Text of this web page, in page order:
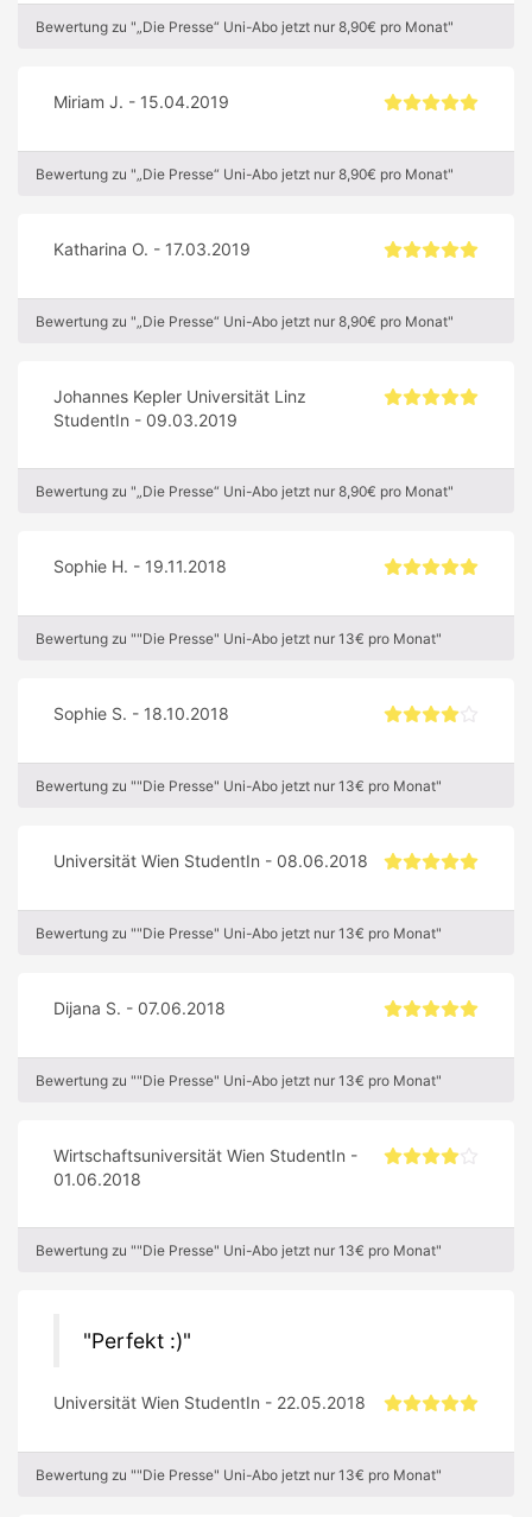
Bewertung zu "„Die Presse“ Uni-Abo jetzt nur 8,90€ pro Monat"
Miriam J. - 15.04.2019
Bewertung zu "„Die Presse“ Uni-Abo jetzt nur 8,90€ pro Monat"
Katharina O. - 17.03.2019
Bewertung zu "„Die Presse“ Uni-Abo jetzt nur 8,90€ pro Monat"
Johannes Kepler Universität Linz
StudentIn - 09.03.2019
Bewertung zu "„Die Presse“ Uni-Abo jetzt nur 8,90€ pro Monat"
Sophie H. - 19.11.2018
Bewertung zu ""Die Presse" Uni-Abo jetzt nur 13€ pro Monat"
Sophie S. - 18.10.2018
Bewertung zu ""Die Presse" Uni-Abo jetzt nur 13€ pro Monat"
Universität Wien StudentIn - 08.06.2018
Bewertung zu ""Die Presse" Uni-Abo jetzt nur 13€ pro Monat"
Dijana S. - 07.06.2018
Bewertung zu ""Die Presse" Uni-Abo jetzt nur 13€ pro Monat"
Wirtschaftsuniversität Wien StudentIn -
01.06.2018
Bewertung zu ""Die Presse" Uni-Abo jetzt nur 13€ pro Monat"
Perfekt :)
Universität Wien StudentIn - 22.05.2018
Bewertung zu ""Die Presse" Uni-Abo jetzt nur 13€ pro Monat"